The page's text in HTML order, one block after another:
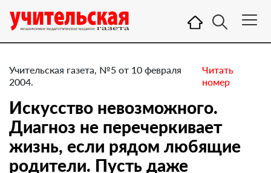
Учительская газета, №5 от 10 февраля
2004.
Читать
номер
Искусство невозможного.
Диагноз не перечеркивает
жизнь, если рядом любящие
родители. Пусть даже